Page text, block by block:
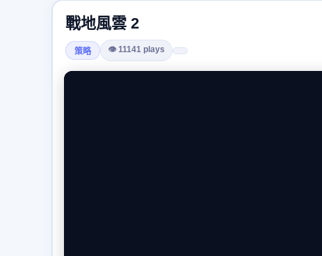
戰地風雲 2
策略 👁 11141 plays